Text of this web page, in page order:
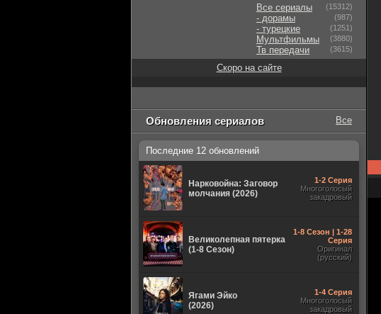
Все сериалы (15312)
- дорамы (987)
- турецкие (1251)
Мультфильмы (3880)
Тв передачи (3615)
Скоро на сайте
Обновления сериалов Все
Последние 12 обновлений
Нарковойна: Заговор
молчания (2026)
1-2 Серия
Многоголосый
закадровый
Великолепная пятерка
(1-8 Сезон)
1-8 Сезон | 1-28
Серия
Оригинал
(русский)
Ягами Эйко
(2026)
1-4 Серия
Многоголосый
закадровый